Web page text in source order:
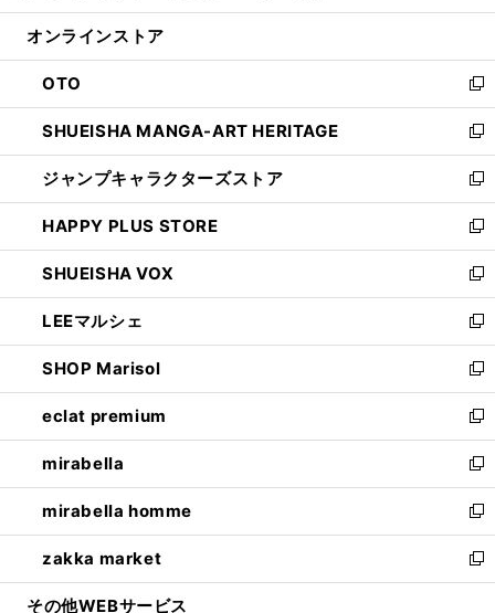
開
ン
ウ
で
開
く
ウ
ン
ド
ウ
で
開
く
オンラインストア
OTO
新
し
い
ウ
ィ
ン
ド
ウ
で
開
く
SHUEISHA MANGA-ART HERITAGE
新
し
い
ウ
ィ
ン
ド
ウ
で
開
く
ジャンプキャラクターズストア
新
し
い
ウ
ィ
ン
ド
ウ
で
開
く
HAPPY PLUS STORE
新
し
い
ウ
ィ
ン
ド
ウ
で
開
く
SHUEISHA VOX
新
し
い
ウ
ィ
ン
ド
ウ
で
開
く
LEEマルシェ
新
し
い
ウ
ィ
ン
ド
ウ
で
開
く
SHOP Marisol
新
し
い
ウ
ィ
ン
ド
ウ
で
開
eclat premium
新
し
い
ウ
ィ
ン
ド
ウ
mirabella
新
し
い
ウ
ィ
ン
mirabella homme
新
し
い
ウ
zakka market
新
し
その他WEBサービス